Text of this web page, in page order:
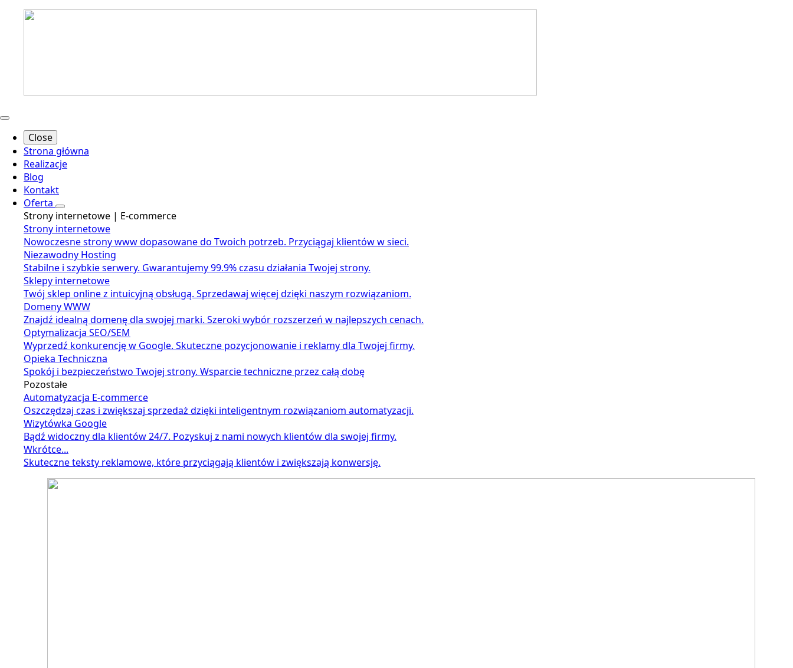
Close
Strona główna
Realizacje
Blog
Kontakt
Oferta
Strony internetowe | E-commerce
Strony internetowe
Nowoczesne strony www dopasowane do Twoich potrzeb. Przyciągaj klientów w sieci.
Niezawodny Hosting
Stabilne i szybkie serwery. Gwarantujemy 99.9% czasu działania Twojej strony.
Sklepy internetowe
Twój sklep online z intuicyjną obsługą. Sprzedawaj więcej dzięki naszym rozwiązaniom.
Domeny WWW
Znajdź idealną domenę dla swojej marki. Szeroki wybór rozszerzeń w najlepszych cenach.
Optymalizacja SEO/SEM
Wyprzedź konkurencję w Google. Skuteczne pozycjonowanie i reklamy dla Twojej firmy.
Opieka Techniczna
Spokój i bezpieczeństwo Twojej strony. Wsparcie techniczne przez całą dobę
Pozostałe
Automatyzacja E-commerce
Oszczędzaj czas i zwiększaj sprzedaż dzięki inteligentnym rozwiązaniom automatyzacji.
Wizytówka Google
Bądź widoczny dla klientów 24/7. Pozyskuj z nami nowych klientów dla swojej firmy.
Wkrótce...
Skuteczne teksty reklamowe, które przyciągają klientów i zwiększają konwersję.